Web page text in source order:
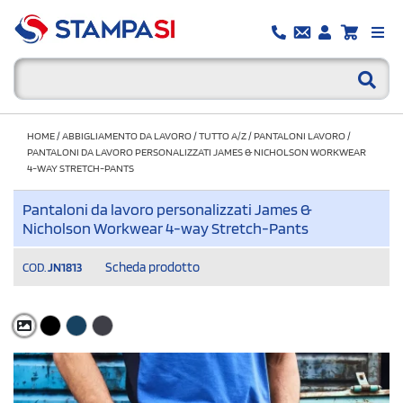
HOME/ABBIGLIAMENTO DA LAVORO/TUTTO A/Z/PANTALONI LAVORO/
PANTALONI DA LAVORO PERSONALIZZATI JAMES & NICHOLSON WORKWEAR
4-WAY STRETCH-PANTS
Pantaloni da lavoro personalizzati James &
Nicholson Workwear 4-way Stretch-Pants
COD. JN1813 Scheda prodotto